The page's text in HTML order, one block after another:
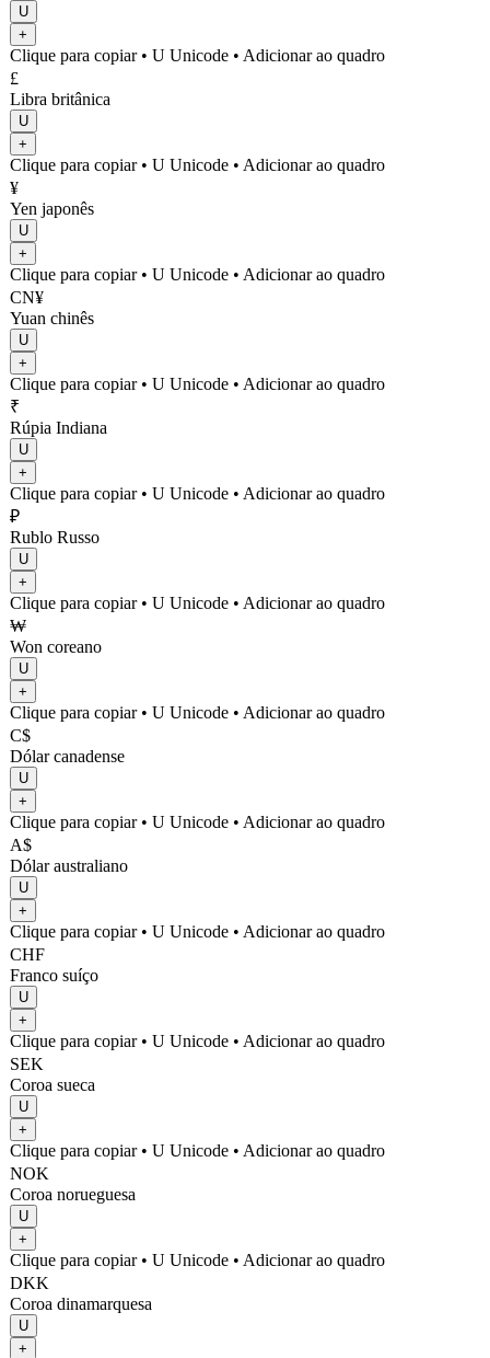
U
+
Clique para copiar• U Unicode • Adicionar ao quadro
£
Libra britânica
U
+
Clique para copiar• U Unicode • Adicionar ao quadro
¥
Yen japonês
U
+
Clique para copiar• U Unicode • Adicionar ao quadro
CN¥
Yuan chinês
U
+
Clique para copiar• U Unicode • Adicionar ao quadro
₹
Rúpia Indiana
U
+
Clique para copiar• U Unicode • Adicionar ao quadro
₽
Rublo Russo
U
+
Clique para copiar• U Unicode • Adicionar ao quadro
₩
Won coreano
U
+
Clique para copiar• U Unicode • Adicionar ao quadro
C$
Dólar canadense
U
+
Clique para copiar• U Unicode • Adicionar ao quadro
A$
Dólar australiano
U
+
Clique para copiar• U Unicode • Adicionar ao quadro
CHF
Franco suíço
U
+
Clique para copiar• U Unicode • Adicionar ao quadro
SEK
Coroa sueca
U
+
Clique para copiar• U Unicode • Adicionar ao quadro
NOK
Coroa norueguesa
U
+
Clique para copiar• U Unicode • Adicionar ao quadro
DKK
Coroa dinamarquesa
U
+